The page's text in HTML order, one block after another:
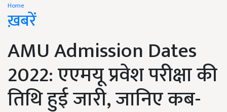
Home
ख़बरें
AMU Admission Dates
2022: एएमयू प्रवेश परीक्षा की
तिथि हुई जारी, जानिए कब-